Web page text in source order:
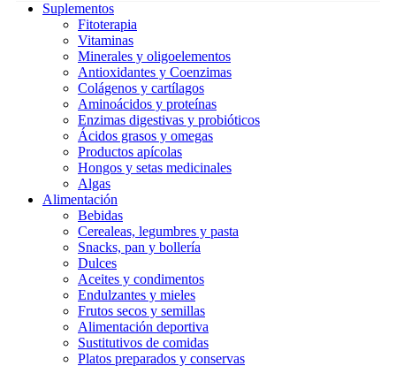
Suplementos
Fitoterapia
Vitaminas
Minerales y oligoelementos
Antioxidantes y Coenzimas
Colágenos y cartílagos
Aminoácidos y proteínas
Enzimas digestivas y probióticos
Ácidos grasos y omegas
Productos apícolas
Hongos y setas medicinales
Algas
Alimentación
Bebidas
Cerealeas, legumbres y pasta
Snacks, pan y bollería
Dulces
Aceites y condimentos
Endulzantes y mieles
Frutos secos y semillas
Alimentación deportiva
Sustitutivos de comidas
Platos preparados y conservas